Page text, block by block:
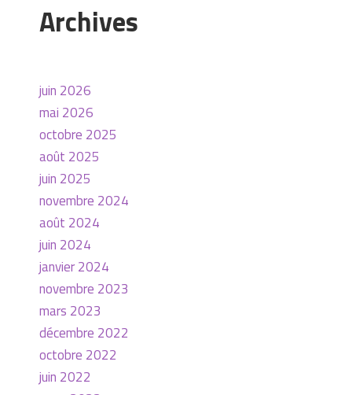
Archives
juin 2026
mai 2026
octobre 2025
août 2025
juin 2025
novembre 2024
août 2024
juin 2024
janvier 2024
novembre 2023
mars 2023
décembre 2022
octobre 2022
juin 2022